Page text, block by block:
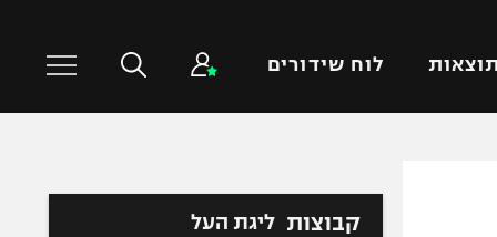
תוצאות לוח שידורים
טניס
קבוצות ליגת העל